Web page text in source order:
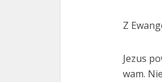
Z
Jezus
wam.